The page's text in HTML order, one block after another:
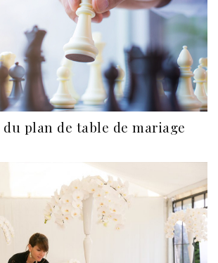
plan de table de mariage